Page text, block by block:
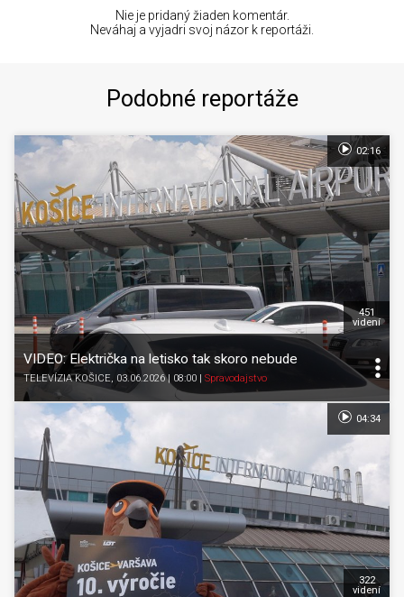
Nie je pridaný žiaden komentár.
Neváhaj a vyjadri svoj názor k reportáži.
Podobné reportáže
VIDEO: Električka na letisko tak skoro nebude
TELEVÍZIA KOŠICE, 03.06.2026 | 08:00 Spravodajstvo
451
videní
02:16
322
videní
04:34